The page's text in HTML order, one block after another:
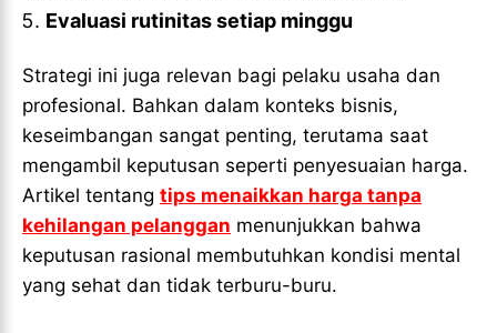
Evaluasi rutinitas setiap minggu
Strategi ini juga relevan bagi pelaku usaha dan
profesional. Bahkan dalam konteks bisnis,
keseimbangan sangat penting, terutama saat
mengambil keputusan seperti penyesuaian harga.
Artikel tentang tips menaikkan harga tanpa
kehilangan pelanggan menunjukkan bahwa
keputusan rasional membutuhkan kondisi mental
yang sehat dan tidak terburu-buru.